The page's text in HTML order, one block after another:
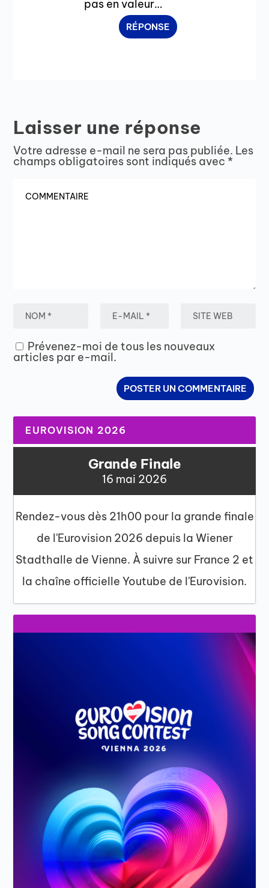
pas en valeur…
RÉPONSE
Laisser une réponse
Votre adresse e-mail ne sera pas publiée. Les
champs obligatoires sont indiqués avec *
Prévenez-moi de tous les nouveaux
articles par e-mail.
EUROVISION 2026
Grande Finale
16 mai 2026
Rendez-vous dès 21h00 pour la grande finale
de l'Eurovision 2026 depuis la Wiener
Stadthalle de Vienne. À suivre sur France 2 et
la chaîne officielle Youtube de l'Eurovision.